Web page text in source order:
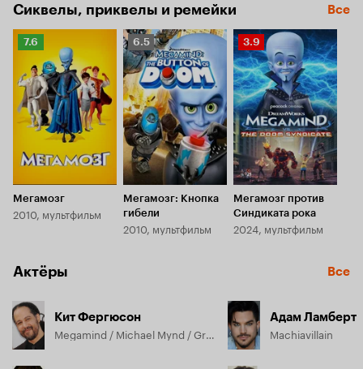
Сиквелы, приквелы и ремейки Все
Рейтинг
Кинопоиска
7.6
7.6
Мегамозг
2010, мультфильм
Рейтинг
Кинопоиска
6.5
6.5
Мегамозг: Кнопка
гибели
2010, мультфильм
Рейтинг
Кинопоиска
3.9
3.9
Мегамозг против
Синдиката рока
2024, мультфильм
Актёры Все
Кит Фергюсон
Megamind / Michael Mynd / Gregg McGrapple
Адам Ламберт
Machiavillain